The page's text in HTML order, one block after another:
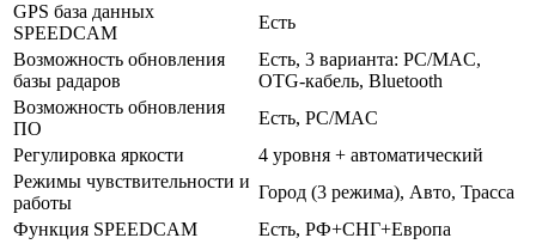
GPS база данных
SPEEDCAM
Есть
Возможность обновления
базы радаров
Есть, 3 варианта: PC/MAC,
OTG-кабель, Bluetooth
Возможность обновления
ПО
Есть, PC/MAC
Регулировка яркости
4 уровня + автоматический
Режимы чувствительности и
работы
Город (3 режима), Авто, Трасса
Функция SPEEDCAM
Есть, РФ+СНГ+Европа